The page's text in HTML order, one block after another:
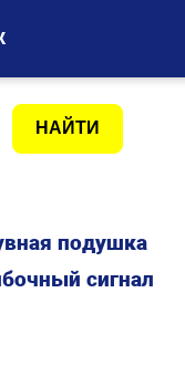
подушка
сигнал